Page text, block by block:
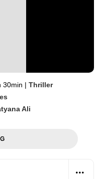
30min | Thriller
Ali